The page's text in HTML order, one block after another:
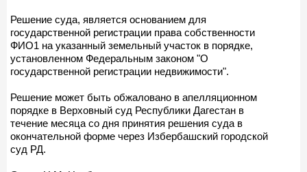
Решение суда, является основанием для
государственной регистрации права собственности
ФИО1 на указанный земельный участок в порядке,
установленном Федеральным законом "О
государственной регистрации недвижимости".
Решение может быть обжаловано в апелляционном
порядке в Верховный суд Республики Дагестан в
течение месяца со дня принятия решения суда в
окончательной форме через Избербашский городской
суд РД.